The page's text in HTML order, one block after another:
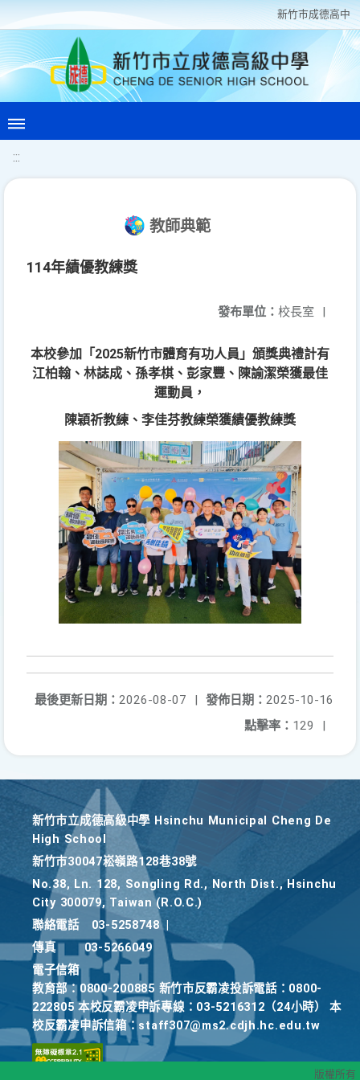
新竹巿成德高中
:::
教師典範
114年績優教練獎
發布單位： 校長室 |
本校參加「2025新竹市體育有功人員」頒獎典禮計有
江柏翰、林誌成、孫孝棋、彭家豐、陳諭潔榮獲最佳
運動員，
陳穎祈教練、李佳芬教練榮獲績優教練獎
發佈日期： 2025-10-16
最後更新日期： 2026-08-07
|
點擊率： 129 |
新竹巿立成德高級中學 Hsinchu Municipal Cheng De
High School
新竹巿30047崧嶺路128巷38號
No.38, Ln. 128, Songling Rd., North Dist., Hsinchu
City 300079, Taiwan (R.O.C.)
聯絡電話
03-5258748
傳真
03-5266049
電子信箱
教育部：0800-200885 新竹市反霸凌投訴電話：0800-
222805 本校反霸凌申訴專線：03-5216312（24小時） 本
校反霸凌申訴信箱：staff307@ms2.cdjh.hc.edu.tw
版權所有